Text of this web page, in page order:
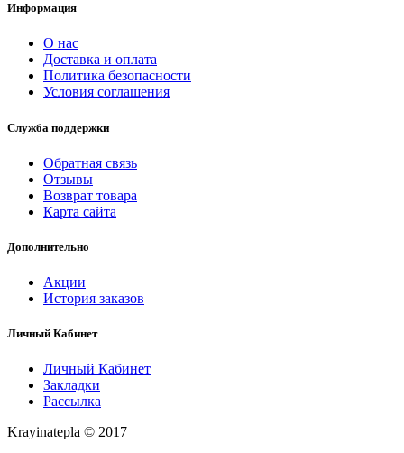
Информация
О нас
Доставка и оплата
Политика безопасности
Условия соглашения
Служба поддержки
Обратная связь
Отзывы
Возврат товара
Карта сайта
Дополнительно
Акции
История заказов
Личный Кабинет
Личный Кабинет
Закладки
Рассылка
Krayinatepla © 2017